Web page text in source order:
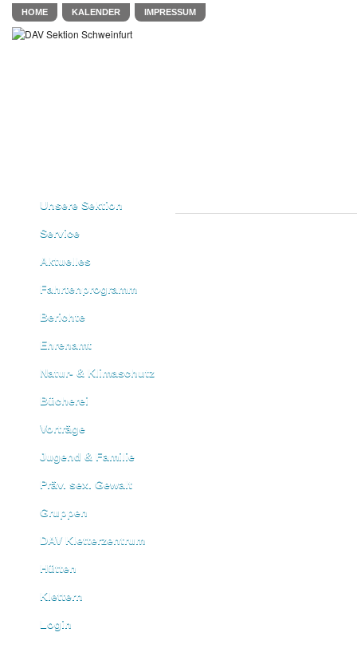
HOME KALENDER IMPRESSUM
Unsere Sektion
Service
Aktuelles
Fahrtenprogramm
Berichte
Ehrenamt
Natur- & Klimaschutz
Bücherei
Vorträge
Jugend & Familie
Präv. sex. Gewalt
Gruppen
DAV Kletterzentrum
Hütten
Klettern
Login